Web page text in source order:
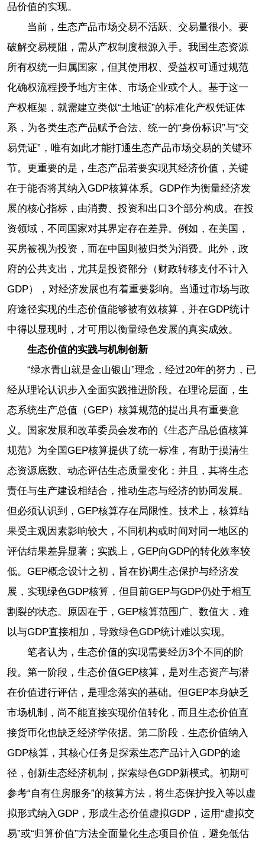
品价值的实现。
当前，生态产品市场交易不活跃、交易量很小。要
破解交易梗阻，需从产权制度根源入手。我国生态资源
所有权统一归属国家，但其使用权、受益权可通过规范
化确权流程授予地方主体、市场企业或个人。基于这一
产权框架，就需建立类似“土地证”的标准化产权凭证体
系，为各类生态产品赋予合法、统一的“身份标识”与“交
易凭证”，唯有如此才能打通生态产品市场交易的关键环
节。更重要的是，生态产品若要实现其经济价值，关键
在于能否将其纳入GDP核算体系。GDP作为衡量经济发
展的核心指标，由消费、投资和出口3个部分构成。在投
资领域，不同国家对其界定存在差异。例如，在美国，
买房被视为投资，而在中国则被归类为消费。此外，政
府的公共支出，尤其是投资部分（财政转移支付不计入
GDP），对经济发展也有着重要影响。当通过市场与政
府途径实现的生态价值能够被有效核算，并在GDP统计
中得以显现时，才可用以衡量绿色发展的真实成效。
生态价值的实践与机制创新
“绿水青山就是金山银山”理念，经过20年的努力，已
经从理论认识步入全面实践推进阶段。在理论层面，生
态系统生产总值（GEP）核算规范的提出具有重要意
义。国家发展和改革委员会发布的《生态产品总值核算
规范》为全国GEP核算提供了统一标准，有助于摸清生
态资源底数、动态评估生态质量变化；并且，其将生态
责任与生产建设相结合，推动生态与经济的协同发展。
但必须认识到，GEP核算存在局限性。技术上，核算结
果受主观因素影响较大，不同机构或时间对同一地区的
评估结果差异显著；实践上，GEP向GDP的转化效率较
低。GEP概念设计之初，旨在协调生态保护与经济发
展，实现绿色GDP核算，但目前GEP与GDP仍处于相互
割裂的状态。原因在于，GEP核算范围广、数值大，难
以与GDP直接相加，导致绿色GDP统计难以实现。
笔者认为，生态价值的实现需要经历3个不同的阶
段。第一阶段，生态价值GEP核算，是对生态资产与潜
在价值进行评估，是理念落实的基础。但GEP本身缺乏
市场机制，尚不能直接实现价值转化，而且生态价值直
接货币化也缺乏经济学依据。第二阶段，生态价值纳入
GDP核算，其核心任务是探索生态产品计入GDP的途
径，创新生态经济机制，探索绿色GDP新模式。初期可
参考“自有住房服务”的核算方法，将生态保护投入等以虚
拟形式纳入GDP，形成生态价值虚拟GDP，运用“虚拟交
易”或“归算价值”方法全面量化生态项目价值，避免低估